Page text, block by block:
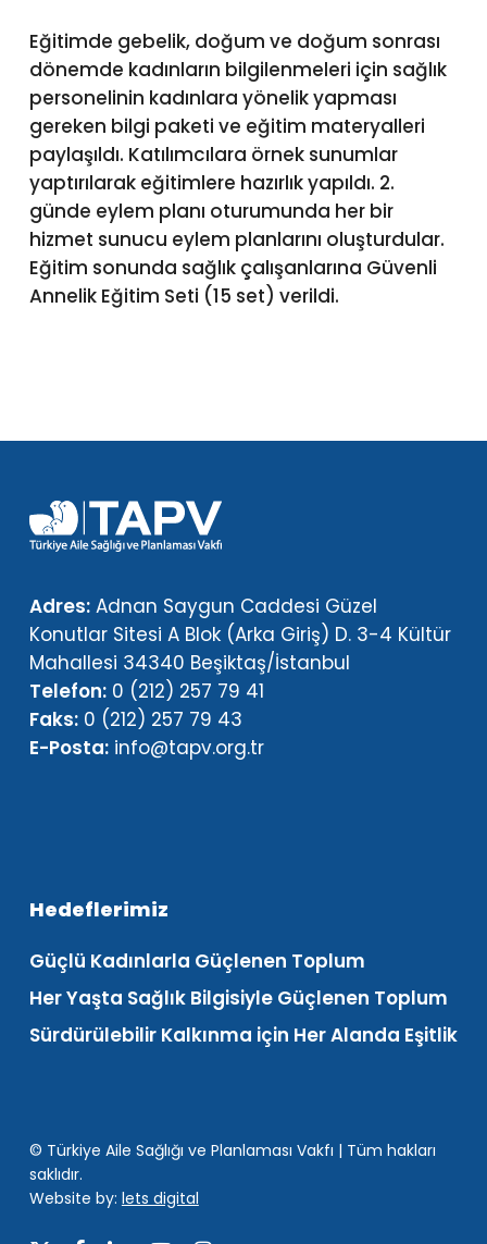
Eğitimde gebelik, doğum ve doğum sonrası
dönemde kadınların bilgilenmeleri için sağlık
personelinin kadınlara yönelik yapması
gereken bilgi paketi ve eğitim materyalleri
paylaşıldı. Katılımcılara örnek sunumlar
yaptırılarak eğitimlere hazırlık yapıldı. 2.
günde eylem planı oturumunda her bir
hizmet sunucu eylem planlarını oluşturdular.
Eğitim sonunda sağlık çalışanlarına Güvenli
Annelik Eğitim Seti (15 set) verildi.
Adres:Adnan Saygun Caddesi Güzel
Konutlar Sitesi A Blok (Arka Giriş) D. 3-4 Kültür
Mahallesi 34340 Beşiktaş/İstanbul
Telefon: 0 (212) 257 79 41
Faks:0 (212) 257 79 43
E-Posta: info@tapv.org.tr
Hedeflerimiz
Güçlü Kadınlarla Güçlenen Toplum
Her Yaşta Sağlık Bilgisiyle Güçlenen Toplum
Sürdürülebilir Kalkınma için Her Alanda Eşitlik
© Türkiye Aile Sağlığı ve Planlaması Vakfı | Tüm hakları
saklıdır.
Website by: lets digital